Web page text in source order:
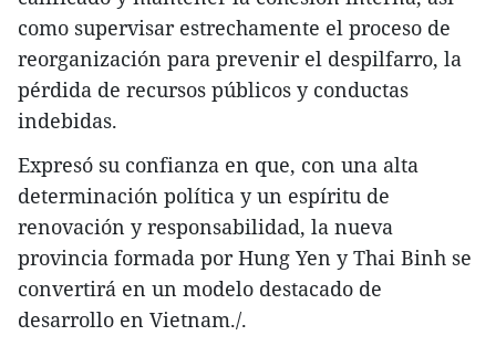
como supervisar estrechamente el proceso de
reorganización para prevenir el despilfarro, la
pérdida de recursos públicos y conductas
indebidas.
Expresó su confianza en que, con una alta
determinación política y un espíritu de
renovación y responsabilidad, la nueva
provincia formada por Hung Yen y Thai Binh se
convertirá en un modelo destacado de
desarrollo en Vietnam./.